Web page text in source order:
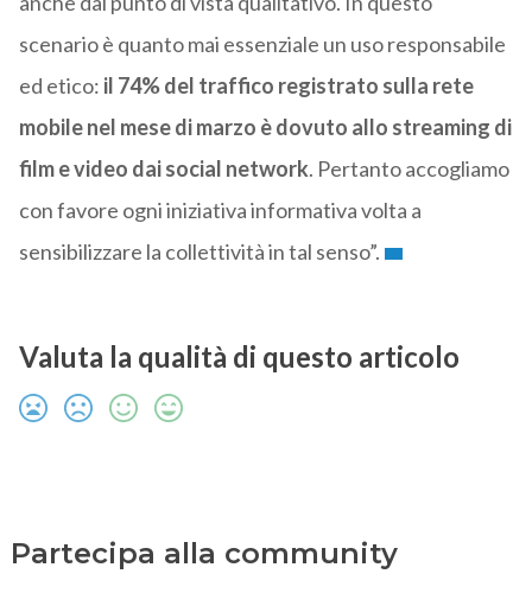
scenario è quanto mai essenziale un uso responsabile
ed etico: il 74% del traffico registrato sulla rete
mobile nel mese di marzo è dovuto allo streaming di
film e video dai social network. Pertanto accogliamo
con favore ogni iniziativa informativa volta a
sensibilizzare la collettività in tal senso”.
Valuta la qualità di questo articolo
Partecipa alla community